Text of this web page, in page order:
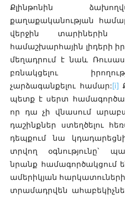
Քլինթոնին
քաղաքականության
վերջին
համաշխարհային լիդերի
մեղադրում է նաև
բռնակցելու
չարձագանքելու համար:[i]
պետք է սերտ
որ դա չի վնասում
դաշինքներ ստեղծելու
դեպքում նա
տրվող օգնությունը՝
նրանք համագործակցում
ամերիկյան
տրամադրվեն